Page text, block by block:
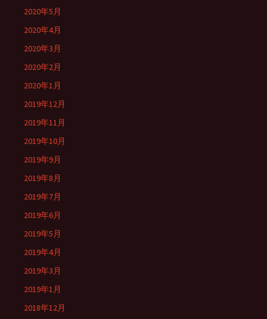
2020年5月
2020年4月
2020年3月
2020年2月
2020年1月
2019年12月
2019年11月
2019年10月
2019年9月
2019年8月
2019年7月
2019年6月
2019年5月
2019年4月
2019年3月
2019年1月
2018年12月